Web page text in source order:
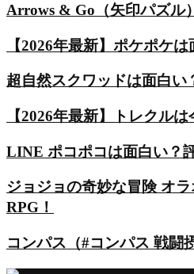
Arrows & Go（矢印パズル
【2026年最新】ポケポケ
超自然スクワッドは面白
【2026年最新】トレクル
LINE ポコポコは面白い？
ジョジョの奇妙な冒険 オ
RPG！
コンパス（#コンパス 戦闘